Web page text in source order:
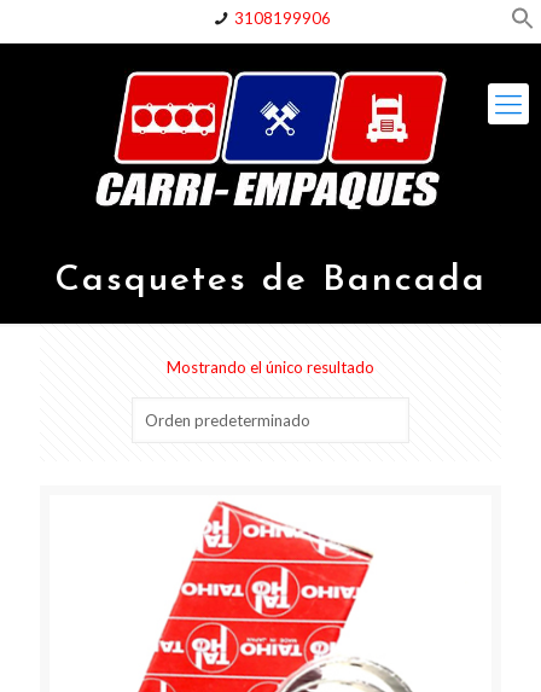
3108199906
Casquetes de Bancada
Mostrando el único resultado